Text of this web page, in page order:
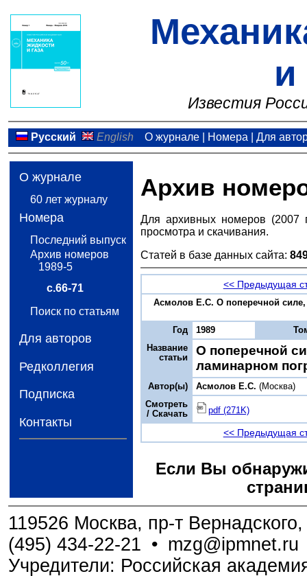
и
Известия
Русский English О журнале| Номера Для
О журнале
60 лет журналу
Номера
Последний выпуск
Архив номеров
1989-5
с.66-71
Поиск по статьям
Для авторов
Редколлегия
Подписка
Контакты
Архив
Для архивных номеров (2007
просмотра и скачивания.
Статей в базе данных сайта:
<< Предыдущая
Асмолов Е.С. О поперечной
Год 1989
Название
статьи
О поперечной
ламинарном
Автор(ы) Асмолов Е.С. (Москва)
Смотреть
/ Скачать
pdf (271K)
<< Предыдущая
Если Вы
119526 Москва, пр-т
(495) 434-22-21 • mzg@ipmnet.ru
Учредители: Российская